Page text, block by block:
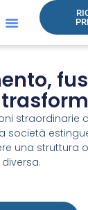
straordinarie
società
una struttura